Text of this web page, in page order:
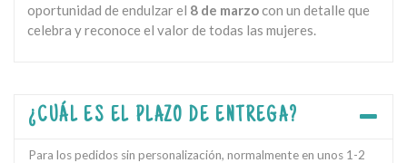
oportunidad de endulzar el 8 de marzocon un detalle que
celebra y reconoce el valor de todas las mujeres.
¿CUÁL ES EL PLAZO DE ENTREGA?
Para los pedidos sin personalización, normalmente en unos 1-2